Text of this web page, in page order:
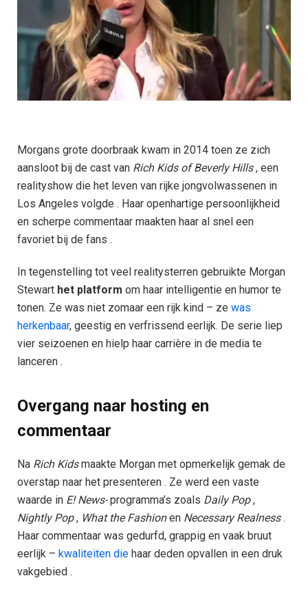
Morgans grote doorbraak kwam in 2014 toen ze zich
aansloot bij de cast van Rich Kids of Beverly Hills, een
realityshow die het leven van rijke jongvolwassenen in
Los Angeles volgde . Haar openhartige persoonlijkheid
en scherpe commentaar maakten haar al snel een
favoriet bij de fans .
In tegenstelling tot veel realitysterren gebruikte Morgan
Stewart het platform om haar intelligentie en humor te
tonen. Ze was niet zomaar een rijk kind – ze was
herkenbaar, geestig en verfrissend eerlijk. De serie liep
vier seizoenen en hielp haar carrière in de media te
lanceren .
Overgang naar hosting en
commentaar
Na Rich Kidsmaakte Morgan met opmerkelijk gemak de
overstap naar het presenteren . Ze werd een vaste
waarde in E! News-programma’s zoals Daily Pop,
Nightly Pop, What the Fashionen Necessary Realness.
Haar commentaar was gedurfd, grappig en vaak bruut
eerlijk – kwaliteiten die haar deden opvallen in een druk
vakgebied .